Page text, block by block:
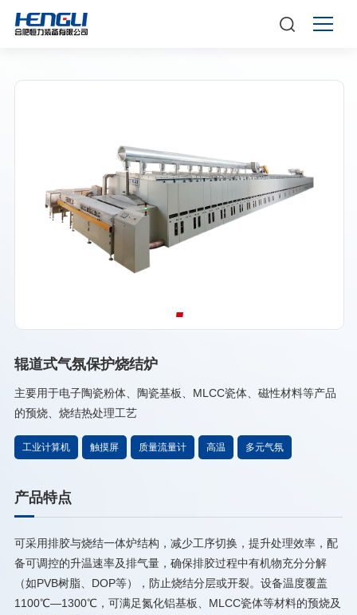
辊道式气氛保护烧结炉
主要用于电子陶瓷粉体、陶瓷基板、MLCC瓷体、磁性材料等产品
的预烧、烧结热处理工艺
工业计算机 触摸屏 质量流量计 高温 多元气氛
产品特点
可采用排胶与烧结一体炉结构，减少工序切换，提升处理效率，配
备可调控的升温速率及排气量，确保排胶过程中有机物充分分解
（如PVB树脂、DOP等），防止烧结分层或开裂。设备温度覆盖
1100℃—1300℃，可满足氮化铝基板、MLCC瓷体等材料的预烧及